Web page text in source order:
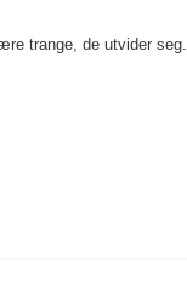
trange, de utvider seg.